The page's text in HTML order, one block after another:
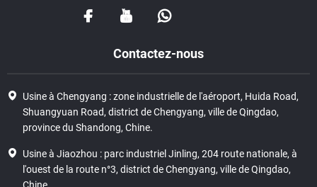
Contactez-nous
Usine à Chengyang : zone industrielle de l'aéroport, Huida Road,
Shuangyuan Road, district de Chengyang, ville de Qingdao,
province du Shandong, Chine.
Usine à Jiaozhou : parc industriel Jinling, 204 route nationale, à
l'ouest de la route n°3, district de Chengyang, ville de Qingdao,
Chine